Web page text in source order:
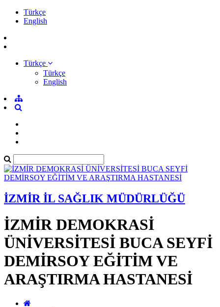
Türkçe
English
Türkçe
Türkçe
English
İZMİR İL SAĞLIK MÜDÜRLÜĞÜ
İZMİR DEMOKRASİ
ÜNİVERSİTESİ BUCA SEYFİ
DEMİRSOY EĞİTİM VE
ARAŞTIRMA HASTANESİ